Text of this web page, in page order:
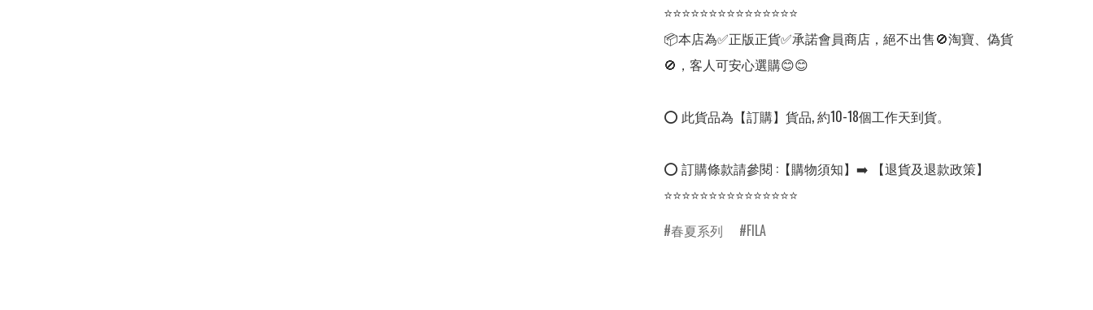
⭐⭐⭐⭐⭐⭐⭐⭐⭐⭐⭐⭐⭐⭐⭐
📦本店為✅正版正貨✅承諾會員商店，絕不出售🚫淘寶、偽貨
🚫，客人可安心選購😊😊
⭕ 此貨品為【訂購】貨品, 約10-18個工作天到貨。
⭕ 訂購條款請參閱 :【購物須知】➡️ 【退貨及退款政策】
⭐⭐⭐⭐⭐⭐⭐⭐⭐⭐⭐⭐⭐⭐⭐
春夏系列
FILA